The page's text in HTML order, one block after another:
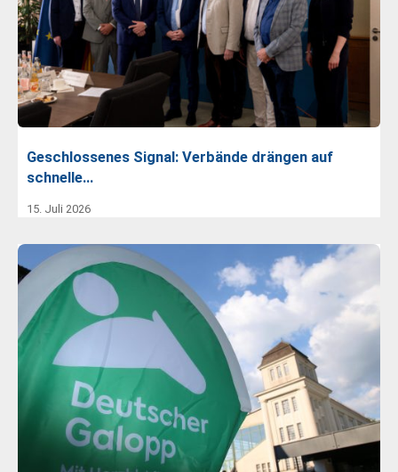
Geschlossenes Signal: Verbände drängen auf
schnelle…
15. Juli 2026